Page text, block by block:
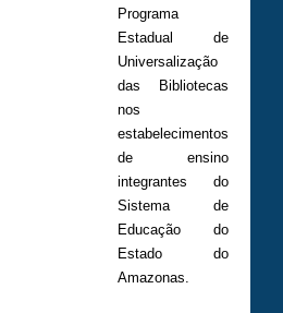
Programa
Estadual de
Universalização
das Bibliotecas
nos
estabelecimentos
de ensino
integrantes do
Sistema de
Educação do
Estado do
Amazonas.